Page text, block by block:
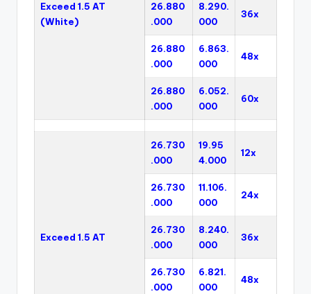
Exceed 1.5 AT
(White)
26.880
.000
8.290.
000
36x
26.880
.000
6.863.
000
48x
26.880
.000
6.052.
000
60x
Exceed 1.5 AT
26.730
.000
19.95
4.000
12x
26.730
.000
11.106.
000
24x
26.730
.000
8.240.
000
36x
26.730
.000
6.821.
000
48x